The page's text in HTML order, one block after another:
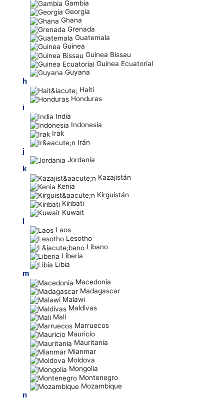
Gambia
Georgia
Ghana
Grenada
Guatemala
Guinea
Guinea Bissau
Guinea Ecuatorial
Guyana
h
Haití
Honduras
i
India
Indonesia
Irak
Irán
j
Jordania
k
Kazajistán
Kenia
Kirguistán
Kiribati
Kuwait
l
Laos
Lesotho
Líbano
Liberia
Libia
m
Macedonia
Madagascar
Malawi
Maldivas
Mali
Marruecos
Mauricio
Mauritania
Mianmar
Moldova
Mongolia
Montenegro
Mozambique
n